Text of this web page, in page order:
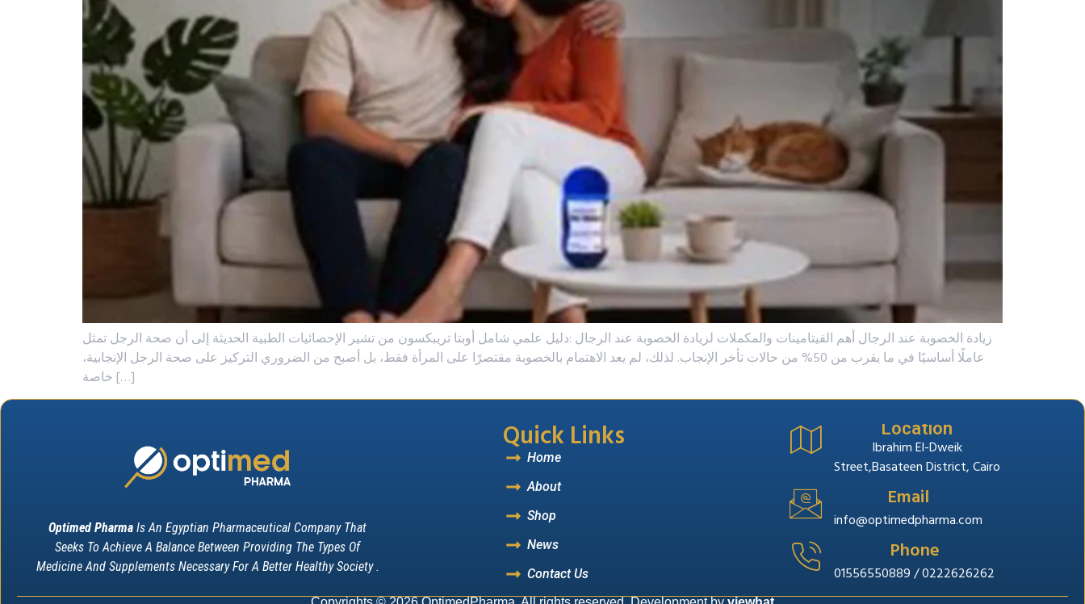
زيادة الخصوبة عند الرجال أهم الفيتامينات والمكملات لزيادة الخصوبة عند الرجال :دليل علمي شامل أوبتا تريبكسون من تشير الإحصائيات الطبية الحديثة إلى أن صحة الرجل تمثل
عاملًا أساسيًا في ما يقرب من 50% من حالات تأخر الإنجاب. لذلك، لم يعد الاهتمام بالخصوبة مقتصرًا على المرأة فقط، بل أصبح من الضروري التركيز على صحة الرجل الإنجابية،
خاصة […]
Optimed Pharma Is An Egyptian Pharmaceutical Company That
Seeks To Achieve A Balance Between Providing The Types Of
Medicine And Supplements Necessary For A Better Healthy Society .
Quick Links
Home
About
Shop
News
Contact Us
Location
Ibrahim El-Dweik
Street,Basateen District, Cairo
Email
info@optimedpharma.com
Phone
01556550889 / 0222626262